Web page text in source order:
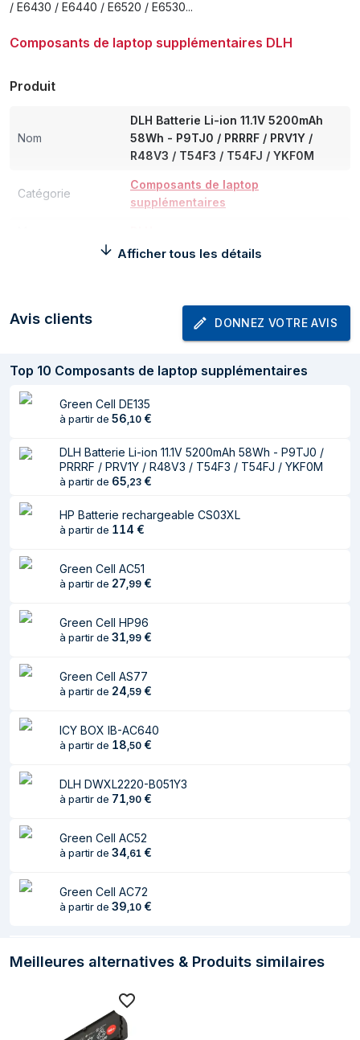
/ E6430 / E6440 / E6520 / E6530...
Composants de laptop supplémentaires DLH
Produit
Nom
DLH Batterie Li-ion 11.1V 5200mAh
58Wh - P9TJ0 / PRRRF / PRV1Y /
R48V3 / T54F3 / T54FJ / YKF0M
Catégorie
Composants de laptop
supplémentaires
Quantité 1 pièce(s)
Caractéristiques
Compatibilité de
DELL
Compatibilité
Pour DELL Latitude E5420 / E5430 /
E5520 / E5520m / E5530 / E6420 /
E6540 et DELL Inspiron 5420 / 5425
/ 5525 / 5720 et DELL Precision
Couleur du produit Noir
Remplacement de
T54F3 / T54FJ / YKF0M
Technologie
Lithium-Ion (Li-Ion)
Capacité de la
5200 mAh
Tension des piles 11,1 V
de batterie
Capacité de la
58 Wh
Autres caractéristiques
batteries incluses
1 pièce(s)
Afficher tous les détails
Avis clients DONNEZ VOTRE AVIS
Top 10 Composants de laptop supplémentaires
Green Cell DE135
à partir de 56 10 €
DLH Batterie Li-ion 11.1V 5200mAh 58Wh - P9TJ0 /
PRRRF / PRV1Y / R48V3 / T54F3 / T54FJ / YKF0M
à partir de 65 23 €
HP Batterie rechargeable CS03XL
à partir de 114 €
Green Cell AC51
à partir de 27 99 €
Green Cell HP96
à partir de 31 99 €
Green Cell AS77
à partir de 24 59 €
ICY BOX IB-AC640
à partir de 18 50 €
DLH DWXL2220-B051Y3
à partir de 71 90 €
Green Cell AC52
à partir de 34 61 €
Green Cell AC72
à partir de 39 10 €
Meilleures alternatives & Produits similaires